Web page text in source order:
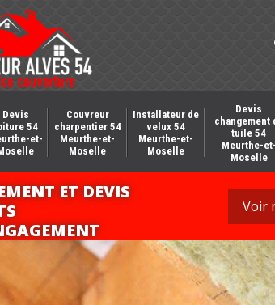
Devis
54
et-
Couvreur
charpentier 54
Meurthe-et-
Moselle
Installateur de
velux 54
Meurthe-et-
Moselle
Devis
changement
tuile 54
Meurthe-et-
Moselle
ET DEVIS
Voir